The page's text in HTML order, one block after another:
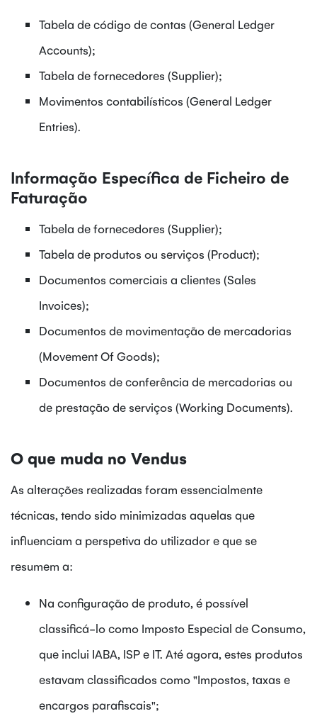
Tabela de código de contas (General Ledger
Accounts);
Tabela de fornecedores (Supplier);
Movimentos contabilísticos (General Ledger
Entries).
Informação Específica de Ficheiro de
Faturação
Tabela de fornecedores (Supplier);
Tabela de produtos ou serviços (Product);
Documentos comerciais a clientes (Sales
Invoices);
Documentos de movimentação de mercadorias
(Movement Of Goods);
Documentos de conferência de mercadorias ou
de prestação de serviços (Working Documents).
O que muda no Vendus
As alterações realizadas foram essencialmente
técnicas, tendo sido minimizadas aquelas que
influenciam a perspetiva do utilizador e que se
resumem a:
Na configuração de produto, é possível
classificá-lo como Imposto Especial de Consumo,
que inclui IABA, ISP e IT. Até agora, estes produtos
estavam classificados como "Impostos, taxas e
encargos parafiscais";